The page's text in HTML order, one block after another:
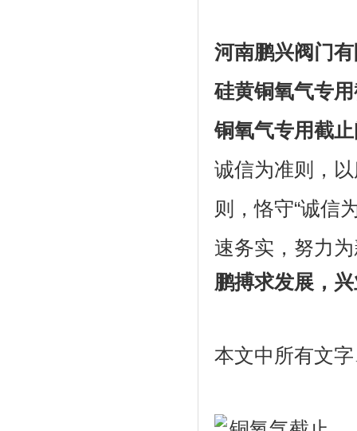
河南鹏兴阀门
硅黄铜氧气专
铜氧气专用截
诚信为准则，
则，恪守“诚信
速务实，努力
鹏搏求发展，
本文中所有文